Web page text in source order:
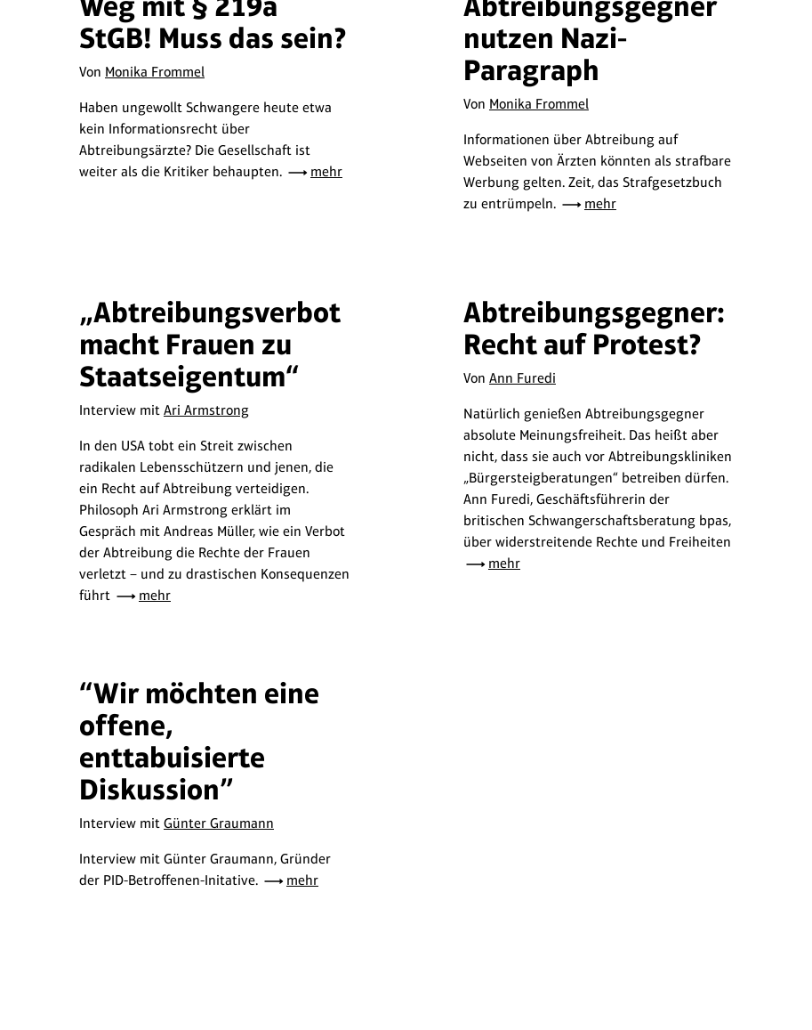
StGB! Muss das sein?
Von Monika Frommel
Haben ungewollt Schwangere heute etwa
kein Informationsrecht über
Abtreibungsärzte? Die Gesellschaft ist
weiter als die Kritiker behaupten.
mehr
nutzen Nazi-
Paragraph
Von Monika Frommel
Informationen über Abtreibung auf
Webseiten von Ärzten könnten als strafbare
Werbung gelten. Zeit, das Strafgesetzbuch
zu entrümpeln.
mehr
„Abtreibungsverbot
macht Frauen zu
Staatseigentum“
Interview mit Ari Armstrong
In den USA tobt ein Streit zwischen
radikalen Lebensschützern und jenen, die
ein Recht auf Abtreibung verteidigen.
Philosoph Ari Armstrong erklärt im
Gespräch mit Andreas Müller, wie ein Verbot
der Abtreibung die Rechte der Frauen
verletzt – und zu drastischen Konsequenzen
führt
mehr
Abtreibungsgegner:
Recht auf Protest?
Von Ann Furedi
Natürlich genießen Abtreibungsgegner
absolute Meinungsfreiheit. Das heißt aber
nicht, dass sie auch vor Abtreibungskliniken
„Bürgersteigberatungen“ betreiben dürfen.
Ann Furedi, Geschäftsführerin der
britischen Schwangerschaftsberatung bpas,
über widerstreitende Rechte und Freiheiten
mehr
“Wir möchten eine
offene,
enttabuisierte
Diskussion”
Interview mit Günter Graumann
Interview mit Günter Graumann, Gründer
der PID-Betroffenen-Initative.
mehr